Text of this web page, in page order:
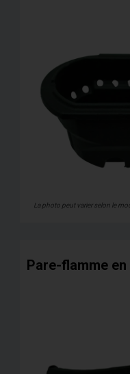
La photo peut varier selon le
Pare-flamme